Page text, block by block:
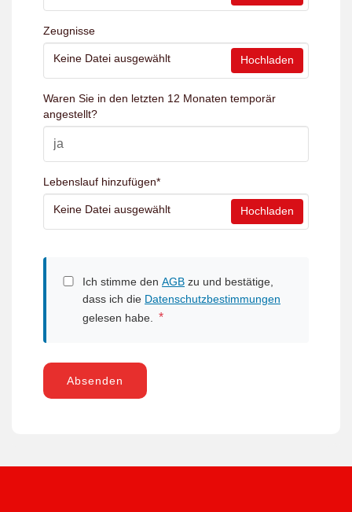
Zeugnisse
Keine Datei ausgewählt Hochladen
Waren Sie in den letzten 12 Monaten temporär
angestellt?
Lebenslauf hinzufügen*
Keine Datei ausgewählt Hochladen
Ich stimme den AGB zu und bestätige,
dass ich die Datenschutzbestimmungen
gelesen habe.
*
Absenden